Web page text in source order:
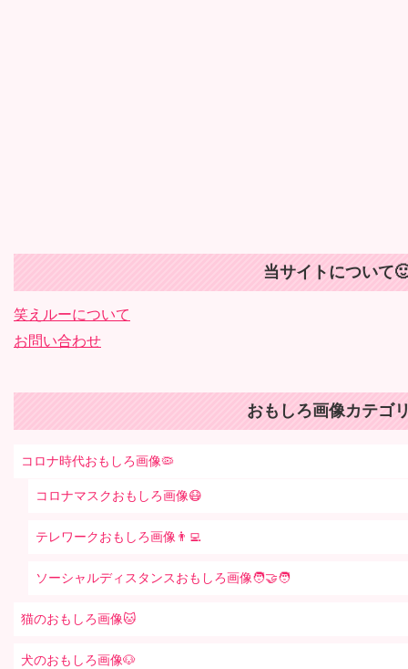
当サイトについて
笑えルーについて
お問い合わせ
おもしろ画像カテゴ
コロナ時代おもしろ画像🦠
コロナマスクおもしろ画像😷
テレワークおもしろ画像👨‍💻
ソーシャルディスタンスおもしろ画像🧑‍🤝‍🧑
猫のおもしろ画像🐱
犬のおもしろ画像🐶